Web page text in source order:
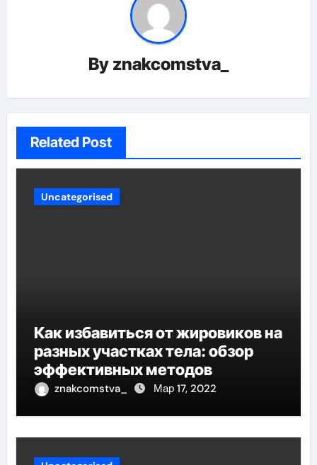
By znakcomstva_
Related Post
Uncategorised
Как избавиться от жировиков на
разных участках тела: обзор
эффективных методов
znakcomstva_ Мар 17, 2022